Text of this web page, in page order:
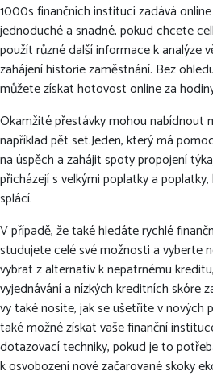
1000s finančních institucí zadává
jednoduché a snadné, pokud chcete
použít různé další informace k analýze
zahájení historie zaměstnání. Bez
můžete získat hotovost online za
Okamžité přestávky mohou nabídnout
například pět set.Jeden, který má
na úspěch a zahájit spoty propojení
přicházejí s velkými poplatky a
splácí.
V případě, že také hledáte rychlé
studujete celé své možnosti a vyberte
vybrat z alternativ k nepatrnému
vyjednávání a nízkých kreditních skóre
vy také nosíte, jak se ušetříte v nových
také možné získat vaše finanční
dotazovací techniky, pokud je to
k osvobození nové začarované skoky